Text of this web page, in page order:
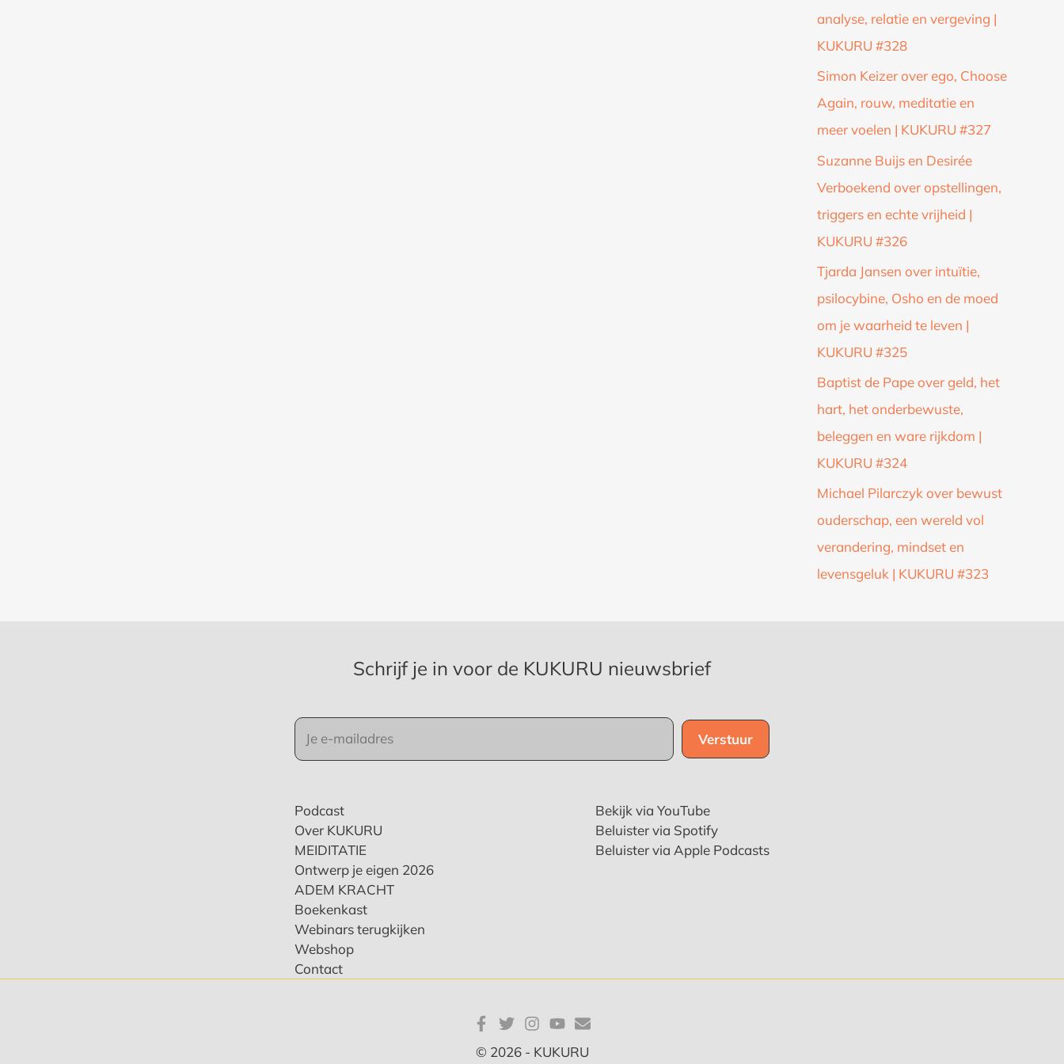
analyse, relatie en vergeving |
KUKURU #328
Simon Keizer over ego, Choose
Again, rouw, meditatie en
meer voelen | KUKURU #327
Suzanne Buijs en Desirée
Verboekend over opstellingen,
triggers en echte vrijheid |
KUKURU #326
Tjarda Jansen over intuïtie,
psilocybine, Osho en de moed
om je waarheid te leven |
KUKURU #325
Baptist de Pape over geld, het
hart, het onderbewuste,
beleggen en ware rijkdom |
KUKURU #324
Michael Pilarczyk over bewust
ouderschap, een wereld vol
verandering, mindset en
levensgeluk | KUKURU #323
Podcast
Over KUKURU
MEIDITATIE
Ontwerp je eigen 2026
ADEM KRACHT
Boekenkast
Webinars terugkijken
Webshop
Contact
Bekijk via YouTube
Beluister via Spotify
Beluister via Apple Podcasts
Schrijf je in voor de KUKURU nieuwsbrief
© 2026 - KUKURU